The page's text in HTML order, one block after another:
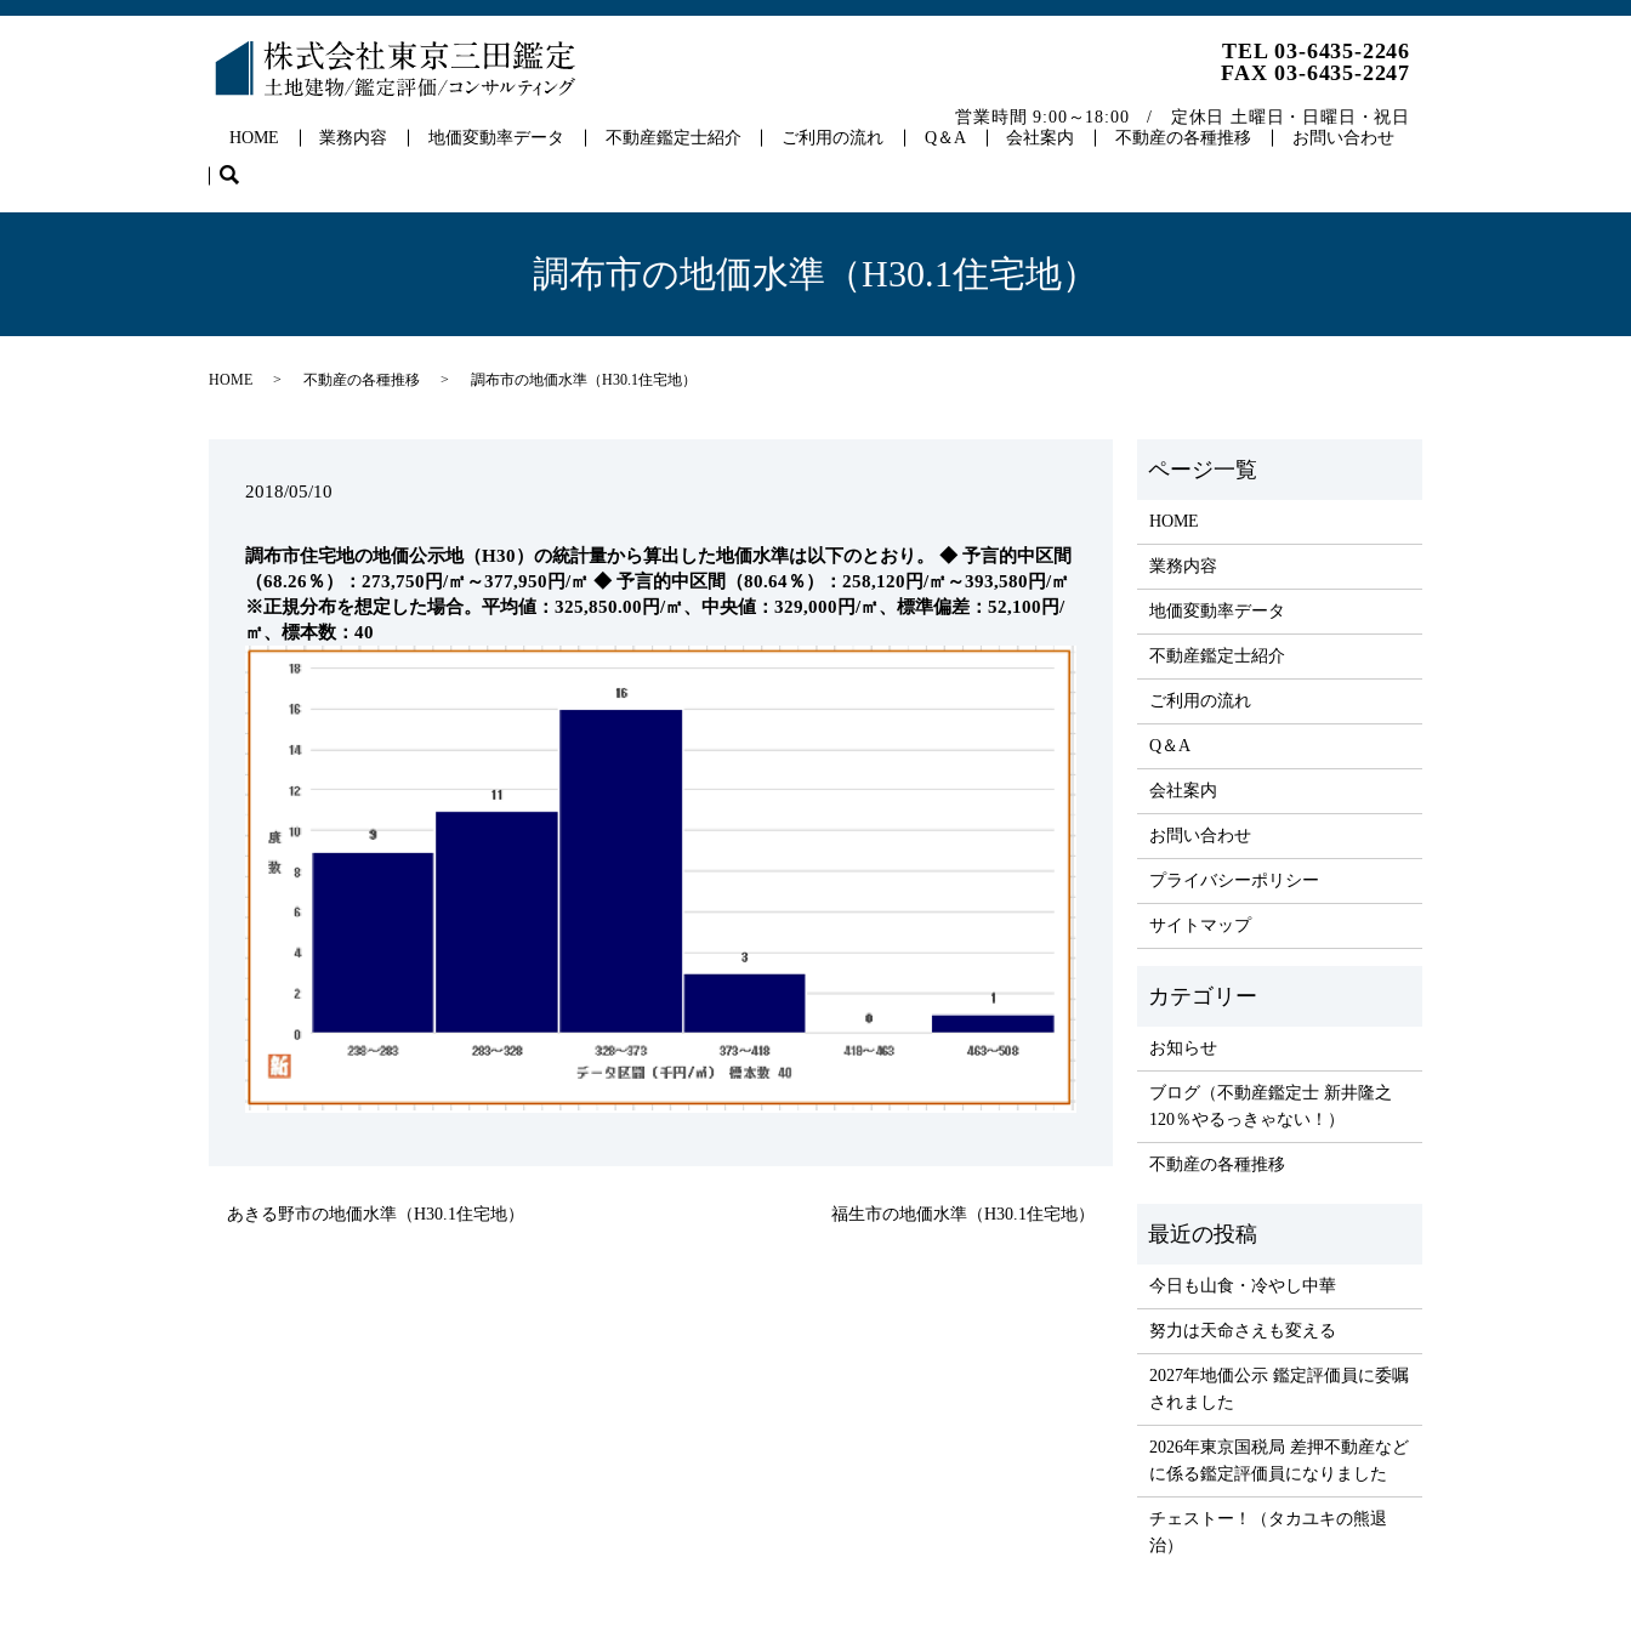
HOME 業務内容 地価変動率データ 不動産鑑定士紹介 ご利用の流れ Q＆A 会社案内 不動産の各種推移 お問い合わせ
search
TEL 03-6435-2246
FAX 03-6435-2247
営業時間 9:00～18:00 / 定休日 土曜日・日曜日・祝日
調布市の地価水準（H30.1住宅地）
HOME 不動産の各種推移 調布市の地価水準（H30.1住宅地）
2018/05/10
調布市住宅地の地価公示地（H30）の統計量から算出した地価水準は以下のとおり。
◆ 予言的中区間
（68.26％）：273,750円/㎡～377,950円/㎡ ◆ 予言的中区間（80.64％）：258,120円/㎡～393,580円/㎡
※正規分布を想定した場合。平均値：325,850.00円/㎡、中央値：329,000円/㎡、標準偏差：52,100円/
㎡、標本数：40
あきる野市の地価水準（H30.1住宅地） 福生市の地価水準（H30.1住宅地）
HOME
業務内容
地価変動率データ
不動産鑑定士紹介
ご利用の流れ
Q＆A
会社案内
お問い合わせ
プライバシーポリシー
サイトマップ
お知らせ
ブログ（不動産鑑定士 新井隆之
120％やるっきゃない！）
不動産の各種推移
今日も山食・冷やし中華
努力は天命さえも変える
2027年地価公示 鑑定評価員に委嘱
されました
2026年東京国税局 差押不動産など
に係る鑑定評価員になりました
チェストー！（タカユキの熊退
治）